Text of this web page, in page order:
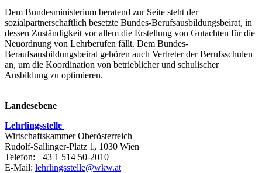
Dem Bundesministerium beratend zur Seite steht der
sozialpartnerschaftlich besetzte Bundes-Berufsausbildungsbeirat, in
dessen Zuständigkeit vor allem die Erstellung von Gutachten für die
Neuordnung von Lehrberufen fällt. Dem Bundes-
Beraufsausbildungsbeirat gehören auch Vertreter der Berufsschulen
an, um die Koordination von betrieblicher und schulischer
Ausbildung zu optimieren.
Landesebene
Lehrlingsstelle
Wirtschaftskammer Oberösterreich
Rudolf-Sallinger-Platz 1, 1030 Wien
Telefon: +43 1 514 50-2010
E-Mail: lehrlingsstelle@wkw.at